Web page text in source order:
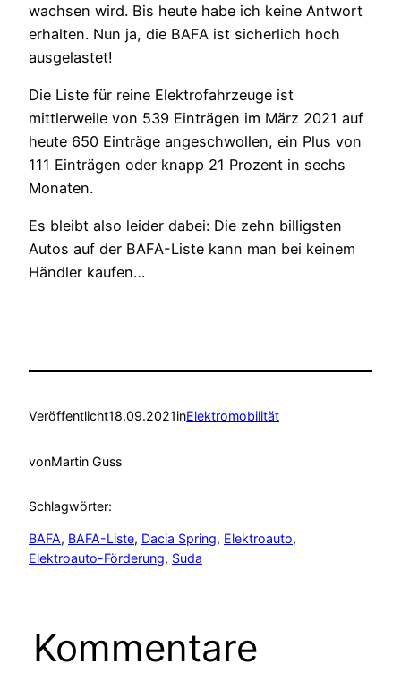
wachsen wird. Bis heute habe ich keine Antwort
erhalten. Nun ja, die BAFA ist sicherlich hoch
ausgelastet!
Die Liste für reine Elektrofahrzeuge ist
mittlerweile von 539 Einträgen im März 2021 auf
heute 650 Einträge angeschwollen, ein Plus von
111 Einträgen oder knapp 21 Prozent in sechs
Monaten.
Es bleibt also leider dabei: Die zehn billigsten
Autos auf der BAFA-Liste kann man bei keinem
Händler kaufen…
Veröffentlicht18.09.2021inElektromobilität
vonMartin Guss
Schlagwörter:
BAFA, BAFA-Liste, Dacia Spring, Elektroauto
Elektroauto-Förderung, Suda
Kommentare